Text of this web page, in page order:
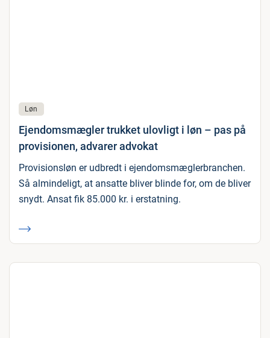
Løn
Ejendomsmægler trukket ulovligt i løn – pas på
provisionen, advarer advokat
Provisionsløn er udbredt i ejendomsmæglerbranchen.
Så almindeligt, at ansatte bliver blinde for, om de bliver
snydt. Ansat fik 85.000 kr. i erstatning.